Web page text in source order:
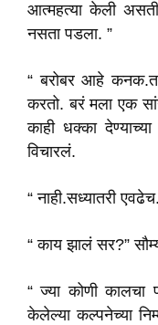
आत्महत्या केली असती
नसता पडला. ”
“ बरोबर आहे
करतो. बरं मला एक
काही धक्का
विचारलं.
“ नाही.सध्यातरी
“ काय झालं सर?”
“ ज्या कोणी कालचा
केलेल्या कल्पनेच्या